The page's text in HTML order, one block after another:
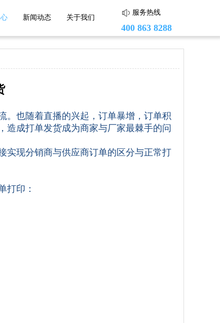
小红书
新闻动态 关于我们
服务热线
400 863 8288
。也随着直播的兴起，订单暴增，订单积
造成打单发货成为商家与厂家最棘手的问
实现分销商与供应商订单的区分与正常打
打印：